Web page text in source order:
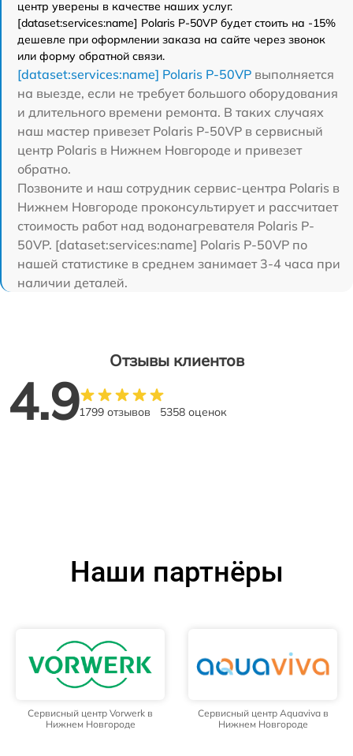
центр уверены в качестве наших услуг.
[dataset:services:name] Polaris P-50VP будет стоить на -15%
дешевле при оформлении заказа на сайте через звонок
или форму обратной связи.
[dataset:services:name] Polaris P-50VP выполняется
на выезде, если не требует большого оборудования
и длительного времени ремонта. В таких случаях
наш мастер привезет Polaris P-50VP в сервисный
центр Polaris в Нижнем Новгороде и привезет
обратно.
Позвоните и наш сотрудник сервис-центра Polaris в
Нижнем Новгороде проконсультирует и рассчитает
стоимость работ над водонагревателя Polaris P-
50VP. [dataset:services:name] Polaris P-50VP по
нашей статистике в среднем занимает 3-4 часа при
наличии деталей.
Отзывы клиентов
4.91799 отзывов 5358 оценок
Наши партнёры
Сервисный центр Vorwerk в
Нижнем Новгороде
Сервисный центр Aquaviva в
Нижнем Новгороде